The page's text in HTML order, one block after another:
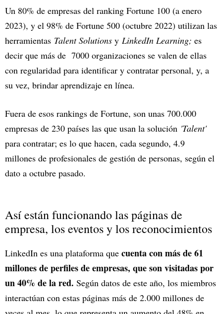
Un 80% de empresas del ranking Fortune 100 (a enero
2023), y el 98% de Fortune 500 (octubre 2022) utilizan las
herramientas Talent Solutions y LinkedIn Learning; es
decir que más de 7000 organizaciones se valen de ellas
con regularidad para identificar y contratar personal, y, a
su vez, brindar aprendizaje en línea.
Fuera de esos rankings de Fortune, son unas 700.000
empresas de 230 países las que usan la solución 'Talent'
para contratar; es lo que hacen, cada segundo, 4.9
millones de profesionales de gestión de personas, según el
dato a octubre pasado.
Así están funcionando las páginas de
empresa, los eventos y los reconocimientos
LinkedIn es una plataforma que cuenta con más de 61
millones de perfiles de empresas, que son visitadas por
un 40% de la red. Según datos de este año, los miembros
interactúan con estas páginas más de 2.000 millones de